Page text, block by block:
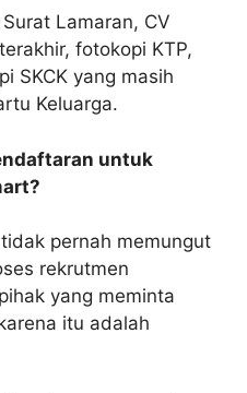
Lamaran, CV
fotokopi KTP,
SKCK yang masih
Keluarga.
untuk
pernah memungut
rekrutmen
yang meminta
itu adalah